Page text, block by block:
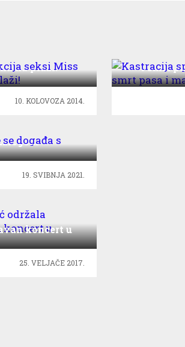
na plaži!
10. KOLOVOZA 2014.
i smrt
19. SVIBNJA 2021.
održala
koncert u
25. VELJAČE 2017.